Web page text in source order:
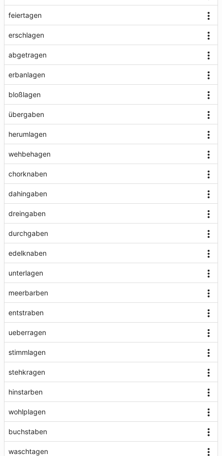
feiertagen
erschlagen
abgetragen
erbanlagen
bloßlagen
übergaben
herumlagen
wehbehagen
chorknaben
dahingaben
dreingaben
durchgaben
edelknaben
unterlagen
meerbarben
entstraben
ueberragen
stimmlagen
stehkragen
hinstarben
wohlplagen
buchstaben
waschtagen